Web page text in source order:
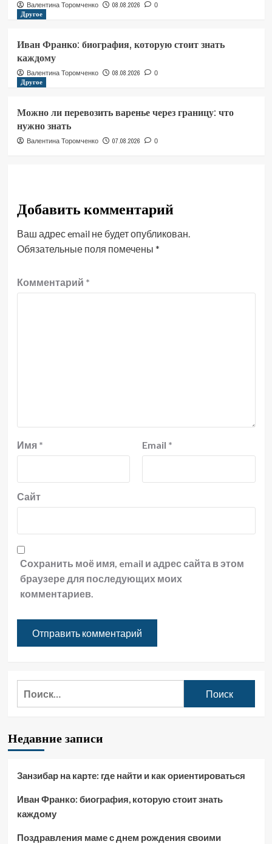
Валентина Торомченко 08.08.2026 0
Другое
Иван Франко: биография, которую стоит знать
каждому
Валентина Торомченко 08.08.2026 0
Другое
Можно ли перевозить варенье через границу: что
нужно знать
Валентина Торомченко 07.08.2026 0
Добавить комментарий
Ваш адрес email не будет опубликован.
Обязательные поля помечены *
Комментарий *
Имя * Email *
Сайт
Сохранить моё имя, email и адрес сайта в этом
браузере для последующих моих
комментариев.
Недавние записи
Занзибар на карте: где найти и как ориентироваться
Иван Франко: биография, которую стоит знать
каждому
Поздравления маме с днем рождения своими